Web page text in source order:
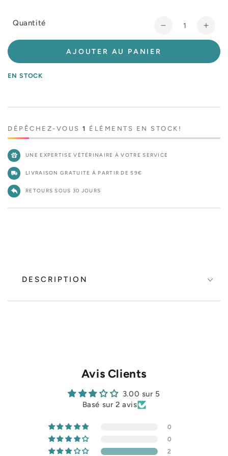
Quantité
Réduire
la
de
chat
la
de
chat
AJOUTER AU PANIER
EN STOCK
DÉPÊCHEZ-VOUS 1 ÉLÉMENTS EN STOCK!
UNE EXPERTISE VÉTÉRINAIRE À VOTRE SERVICE
LIVRAISON GRATUITE À PARTIR DE 59€
RETOURS SOUS 30 JOURS
DESCRIPTION
Avis Clients
3.00 sur 5
Basé sur 2 avis
0
0
2